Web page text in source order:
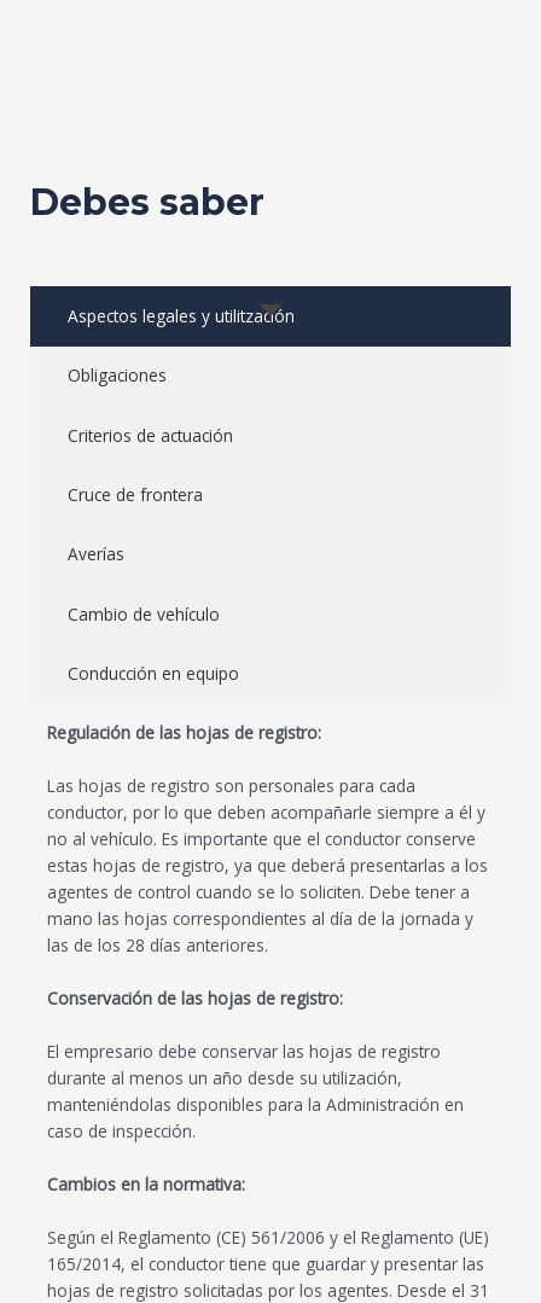
Debes saber
Aspectos legales y utilitzación
Obligaciones
Criterios de actuación
Cruce de frontera
Averías
Cambio de vehículo
Conducción en equipo
Regulación de las hojas de registro:
Las hojas de registro son personales para cada
conductor, por lo que deben acompañarle siempre a él y
no al vehículo. Es importante que el conductor conserve
estas hojas de registro, ya que deberá presentarlas a los
agentes de control cuando se lo soliciten. Debe tener a
mano las hojas correspondientes al día de la jornada y
las de los 28 días anteriores.
Conservación de las hojas de registro:
El empresario debe conservar las hojas de registro
durante al menos un año desde su utilización,
manteniéndolas disponibles para la Administración en
caso de inspección.
Cambios en la normativa:
Según el Reglamento (CE) 561/2006 y el Reglamento (UE)
165/2014, el conductor tiene que guardar y presentar las
hojas de registro solicitadas por los agentes. Desde el 31